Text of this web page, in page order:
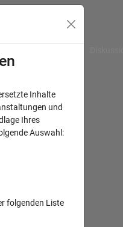
Inhalte
und
Ihres
Auswahl:
folgenden Liste